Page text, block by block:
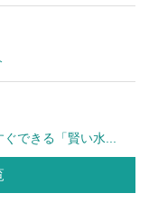
できる「賢い水...